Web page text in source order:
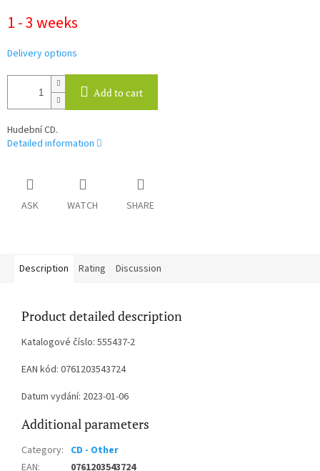
price:
1 - 3 weeks
Delivery options
Add to cart
Hudební CD.
Detailed information
ASK WATCH SHARE
Description Rating Discussion
Product detailed description
Katalogové číslo: 555437-2
EAN kód: 0761203543724
Datum vydání: 2023-01-06
Additional parameters
Category: CD - Other
EAN: 0761203543724